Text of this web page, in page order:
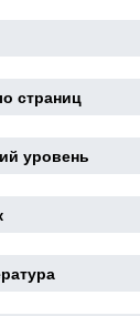
страниц
уровень